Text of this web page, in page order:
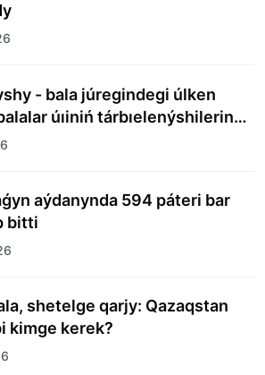
- bala júregindegi úlken
úıiniń tárbıelenýshilerine
aýdanynda 594 páteri bar
bitti
shetelge qarjy: Qazaqstan
kimge kerek?